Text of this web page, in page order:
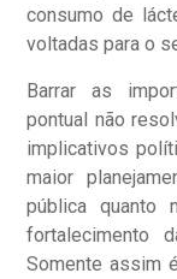
consumo de
voltadas para o
Barrar as
pontual não
implicativos
maior
pública quanto
fortalecimento
Somente assim